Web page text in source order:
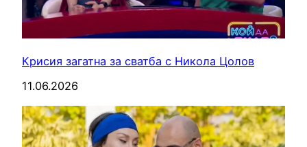
Крисия загатна за сватба с Никола Цолов
11.06.2026